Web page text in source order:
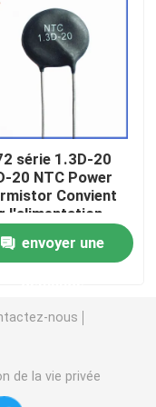
série 1.3D-20
20 NTC Power
Convient
l'alimentation
à haute
envoyer une
nous
de la vie privée